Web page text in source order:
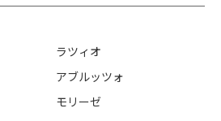
ラツィオ
アブルッツォ
モリーゼ